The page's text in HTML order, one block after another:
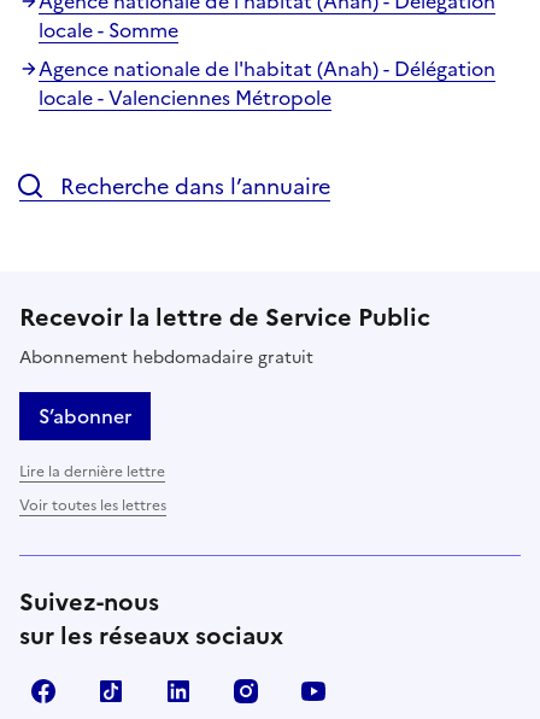
locale - Somme
Agence nationale de l'habitat (Anah) - Délégation
locale - Valenciennes Métropole
Recherche dans l’annuaire
Recevoir la lettre de Service Public
Abonnement hebdomadaire gratuit
S’abonner
Lire la dernière lettre
Voir toutes les lettres
Suivez-nous
sur les réseaux sociaux
FacebookTikTok LinkedIn Instagram